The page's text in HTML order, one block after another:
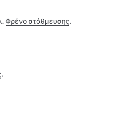
Φρένο στάθμευσης.
.